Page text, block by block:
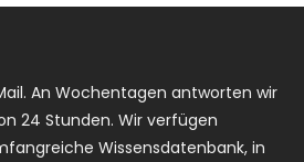
An Wochentagen antworten wir
24 Stunden. Wir verfügen
Wissensdatenbank, in